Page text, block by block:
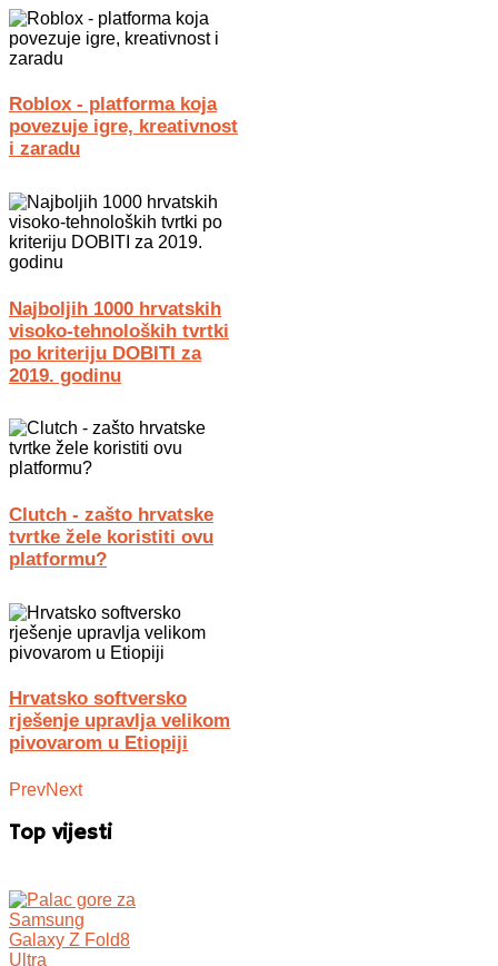
Roblox - platforma koja
povezuje igre, kreativnost
i zaradu
Najboljih 1000 hrvatskih
visoko-tehnoloških tvrtki
po kriteriju DOBITI za
2019. godinu
Clutch - zašto hrvatske
tvrtke žele koristiti ovu
platformu?
Hrvatsko softversko
rješenje upravlja velikom
pivovarom u Etiopiji
PrevNext
Top vijesti